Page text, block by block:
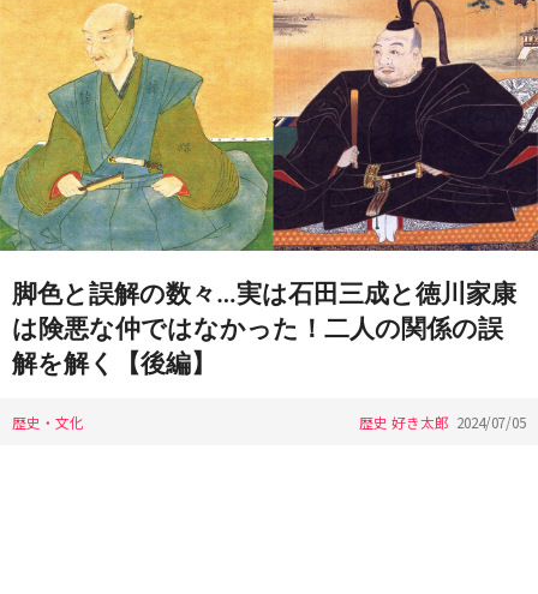
脚色と誤解の数々…実は石田三成と徳川家康
は険悪な仲ではなかった！二人の関係の誤
解を解く【後編】
歴史・文化 歴史 好き太郎 2024/07/05